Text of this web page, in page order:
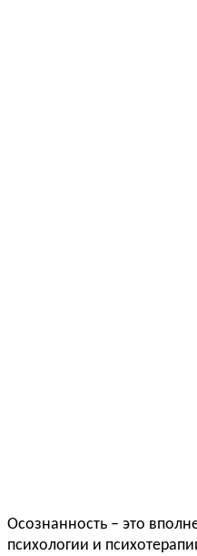
Осознанность – это
психологии и